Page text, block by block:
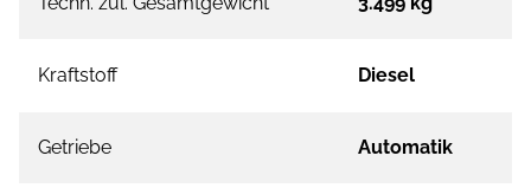
Kraftstoff Diesel
Getriebe Automatik